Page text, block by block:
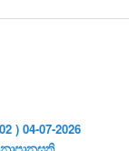
) 04-07-2026